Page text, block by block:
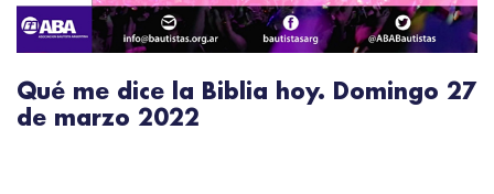
Qué me dice la Biblia hoy. Domingo 27
de marzo 2022